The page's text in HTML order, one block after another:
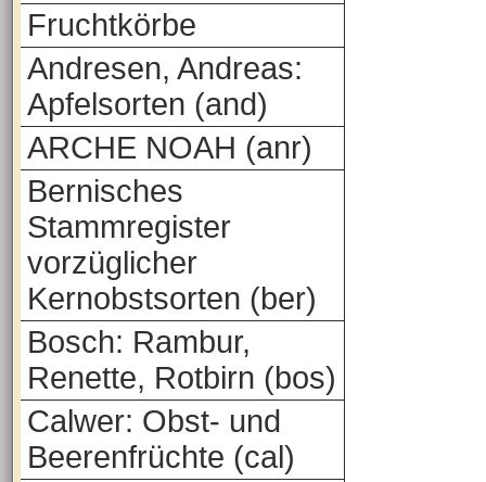
Fruchtkörbe
Andresen, Andreas:
Apfelsorten (and)
ARCHE NOAH (anr)
Bernisches
Stammregister
vorzüglicher
Kernobstsorten (ber)
Bosch: Rambur,
Renette, Rotbirn (bos)
Calwer: Obst- und
Beerenfrüchte (cal)